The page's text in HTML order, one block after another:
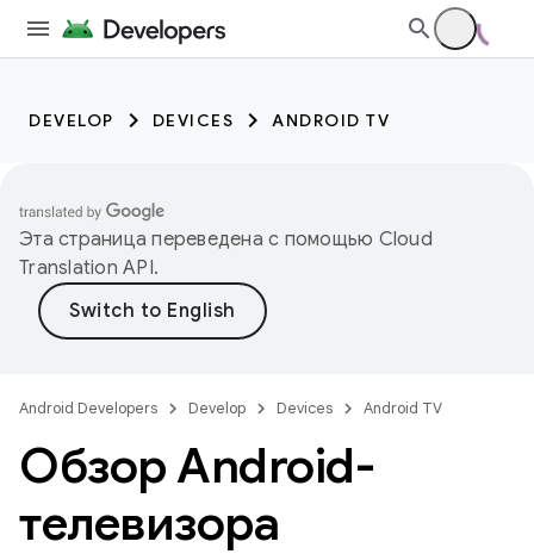
DEVELOP DEVICES ANDROID TV
Эта страница переведена с помощью Cloud
Translation API.
Android Developers Develop Devices Android TV
Обзор Android-
телевизора